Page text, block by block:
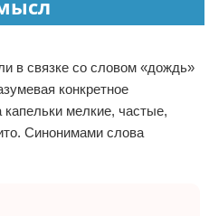
в связке со словом «дождь»
конкретное
мелкие, частые,
Синонимами слова